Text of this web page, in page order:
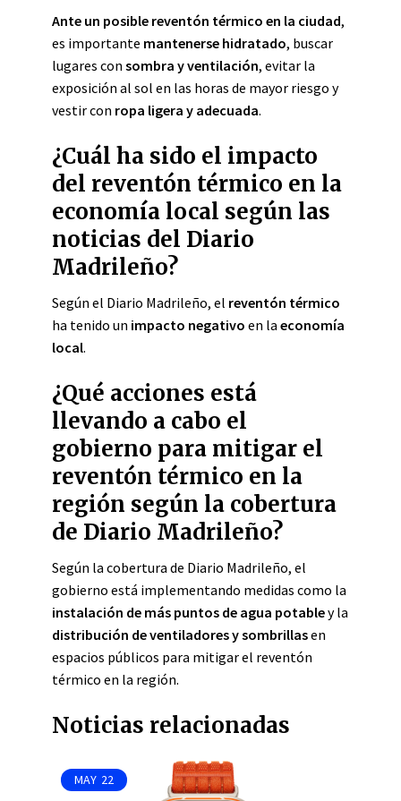
Ante un posible reventón térmico en la ciudad,
es importante mantenerse hidratado, buscar
lugares con sombra y ventilación, evitar la
exposición al sol en las horas de mayor riesgo y
vestir con ropa ligera y adecuada.
¿Cuál ha sido el impacto
del reventón térmico en la
economía local según las
noticias del Diario
Madrileño?
Según el Diario Madrileño, el reventón térmico
ha tenido un impacto negativo en la economía
local.
¿Qué acciones está
llevando a cabo el
gobierno para mitigar el
reventón térmico en la
región según la cobertura
de Diario Madrileño?
Según la cobertura de Diario Madrileño, el
gobierno está implementando medidas como la
instalación de más puntos de agua potabley la
distribución de ventiladores y sombrillasen
espacios públicos para mitigar el reventón
térmico en la región.
Noticias relacionadas
MAY 22